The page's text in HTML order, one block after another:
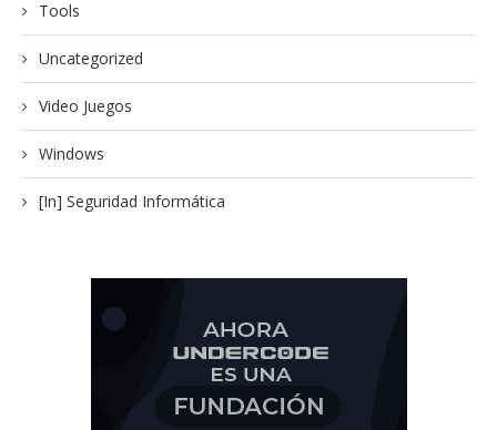
Tools
Uncategorized
Video Juegos
Windows
[In] Seguridad Informática